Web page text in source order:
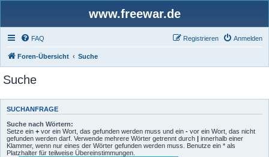
www.freewar.de
FAQ Anmelden
Registrieren
Foren-Übersicht Suche
Suche
SUCHANFRAGE
Suche nach Wörtern:
Setze ein + vor ein Wort, das gefunden werden muss und ein - vor ein Wort, das nicht
gefunden werden darf. Verwende mehrere Wörter getrennt durch | innerhalb einer
Klammer, wenn nur eines der Wörter gefunden werden muss. Benutze ein * als
Platzhalter für teilweise Übereinstimmungen.